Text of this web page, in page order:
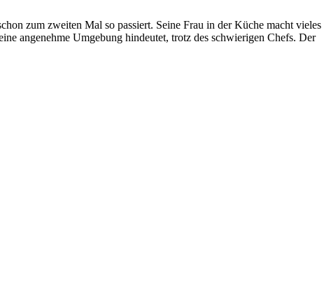
zum zweiten Mal so passiert. Seine Frau in der Küche macht vieles
angenehme Umgebung hindeutet, trotz des schwierigen Chefs. Der